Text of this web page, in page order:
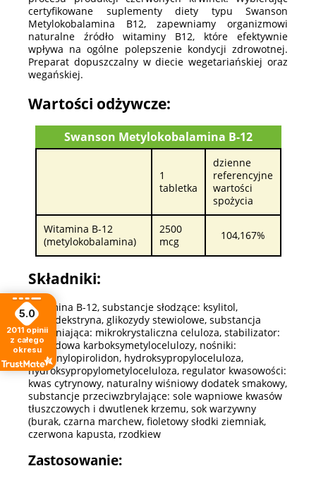
certyfikowane suplementy diety typu Swanson
Metylokobalamina B12, zapewniamy organizmowi
naturalne źródło witaminy B12, które efektywnie
wpływa na ogólne polepszenie kondycji zdrowotnej.
Preparat dopuszczalny w diecie wegetariańskiej oraz
wegańskiej.
Wartości odżywcze:
Swanson Metylokobalamina B-12
1
tabletka
dzienne
referencyjne
wartości
spożycia
Witamina B-12
(metylokobalamina)
2500
mcg
104,167%
Składniki:
Witamina B-12, substancje słodzące: ksylitol,
maltodekstryna, glikozydy stewiolowe, substancja
wypełniająca: mikrokrystaliczna celuloza, stabilizator:
sól sodowa karboksymetylocelulozy, nośniki:
poliwinylopirolidon, hydroksypropyloceluloza,
hydroksypropylometyloceluloza, regulator kwasowości:
kwas cytrynowy, naturalny wiśniowy dodatek smakowy,
substancje przeciwzbrylające: sole wapniowe kwasów
tłuszczowych i dwutlenek krzemu, sok warzywny
(burak, czarna marchew, fioletowy słodki ziemniak,
czerwona kapusta, rzodkiew
Zastosowanie:
5.0
2011 opinii
z całego
okresu